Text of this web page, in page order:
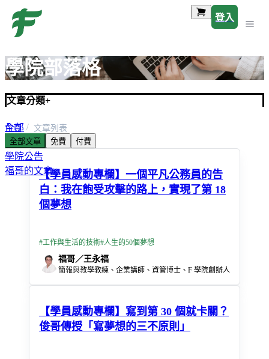
登入
學院部落格
文章分類+
全部
學員感動專欄
學院公告
福哥的文章
首頁
文章列表
全部文章
免費 付費
【學員感動專欄】一個平凡公務員的告
白：我在飽受攻擊的路上，實現了第 18
個夢想
#工作與生活的技術#人生的50個夢想
福哥／王永福
簡報與教學教練、企業講師、資管博士、F 學院創辦人
【學員感動專欄】寫到第 30 個就卡關？
俊哥傳授「寫夢想的三不原則」